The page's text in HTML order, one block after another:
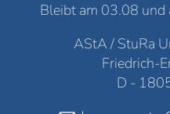
Bleibt am 03.08 und
AStA / StuRa
Friedrich-
D -